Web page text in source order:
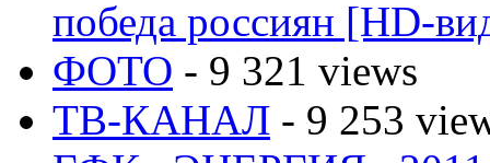
победа россиян [HD-
ФОТО - 9 321 views
ТВ-КАНАЛ - 9 253